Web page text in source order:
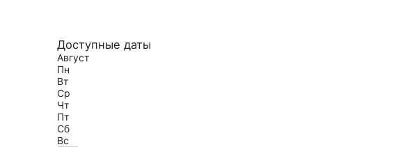
Доступные даты
Август
Пн
Вт
Ср
Чт
Пт
Сб
Вс